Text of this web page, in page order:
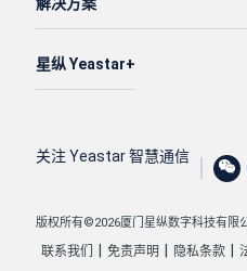
星纵 Yeastar
关注 Yeastar 智慧通信
版权所有©2026厦门星纵数字科技有限
联系我们 免责声明 隐私条款